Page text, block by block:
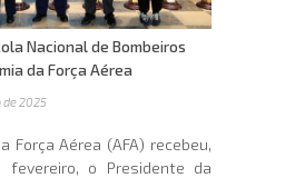
Nacional de Bombeiros
da Força Aérea
de 2025
Força Aérea (AFA) recebeu,
o Presidente da